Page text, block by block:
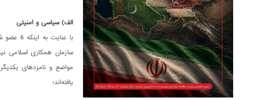
الف) سیاسی و امنیتی
سازمان همکاری اسلامی
یافته‌اند؛